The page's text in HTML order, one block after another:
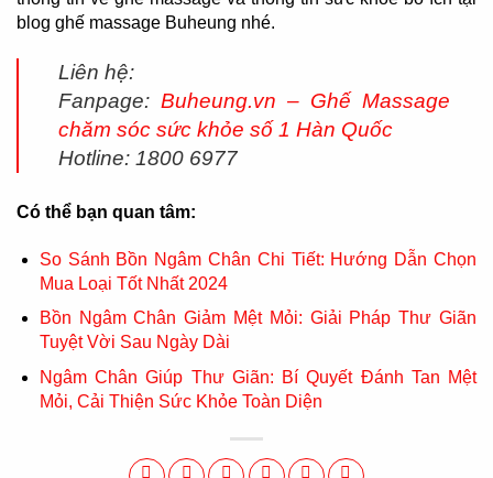
blog ghế massage Buheung nhé.
Liên hệ:
Fanpage: Buheung.vn – Ghế Massage
chăm sóc sức khỏe số 1 Hàn Quốc
Hotline: 1800 6977
Có thể bạn quan tâm:
So Sánh Bồn Ngâm Chân Chi Tiết: Hướng Dẫn Chọn
Mua Loại Tốt Nhất 2024
Bồn Ngâm Chân Giảm Mệt Mỏi: Giải Pháp Thư Giãn
Tuyệt Vời Sau Ngày Dài
Ngâm Chân Giúp Thư Giãn: Bí Quyết Đánh Tan Mệt
Mỏi, Cải Thiện Sức Khỏe Toàn Diện